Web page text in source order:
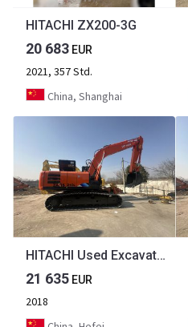
HITACHI ZX200-3G
20 683 EUR
2021, 357 Std.
China, Shanghai
HITACHI Used Excavator ZX210-5G High Quality
21 635 EUR
2018